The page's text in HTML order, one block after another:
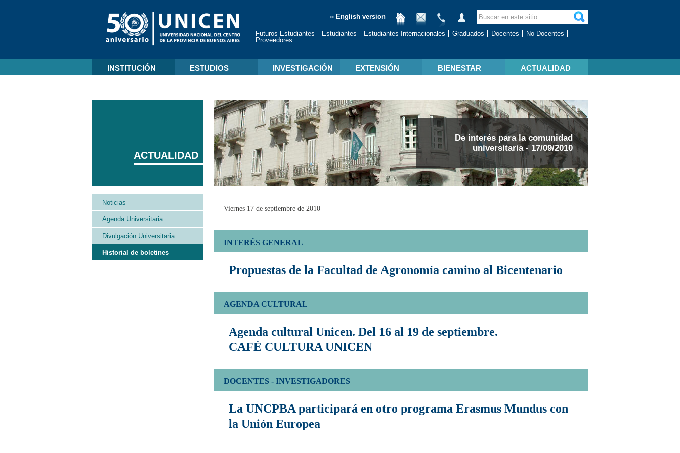
›› English version
Futuros Estudiantes Estudiantes Estudiantes Internacionales Graduados Docentes
No Docentes
Proveedores
INSTITUCIÓN ESTUDIOS INVESTIGACIÓN EXTENSIÓN BIENESTAR ACTUALIDAD
De interés para la comunidad
universitaria - 17/09/2010
Viernes 17 de septiembre de 2010
INTERÉS GENERAL
Propuestas de la Facultad de Agronomía camino al Bicentenario
AGENDA CULTURAL
Agenda cultural Unicen. Del 16 al 19 de septiembre.
CAFÉ CULTURA UNICEN
DOCENTES - INVESTIGADORES
La UNCPBA participará en otro programa Erasmus Mundus con
la Unión Europea
ACTUALIDAD
Noticias
Agenda Universitaria
Divulgación Universitaria
Historial de boletines